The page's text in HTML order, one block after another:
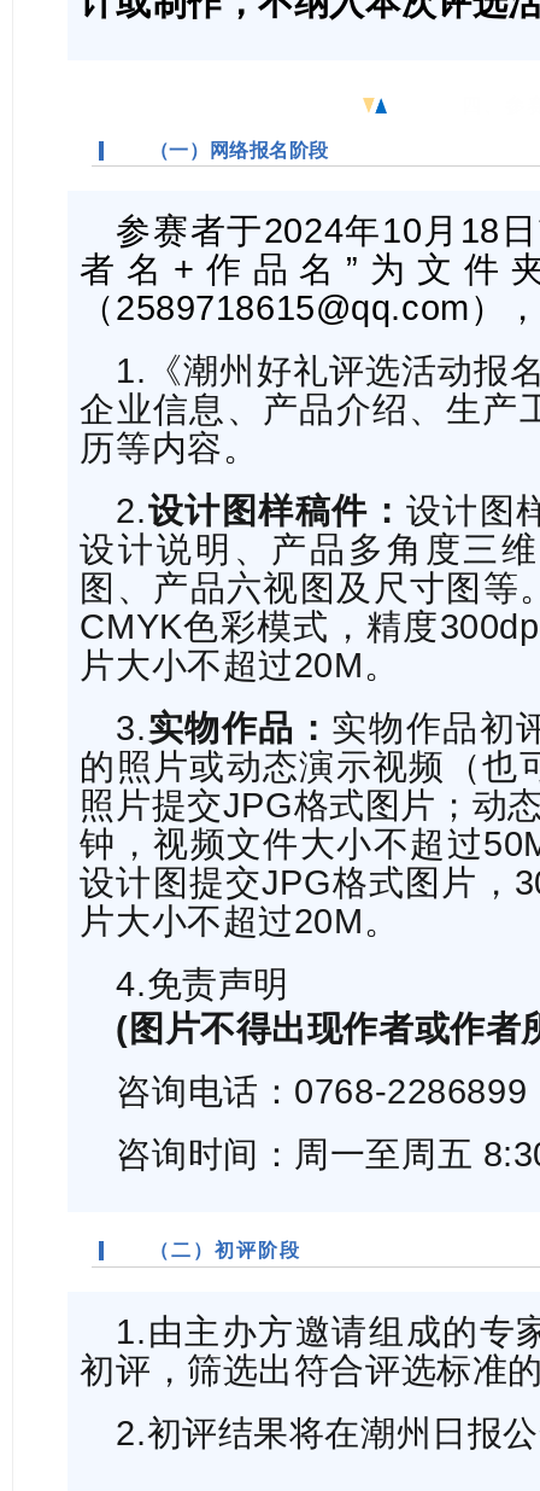
（一）网络报名阶段
参赛者于2024年10月18
者名+作品名”为文件
（2589718615@qq.com）
1.《潮州好礼评选活动报
企业信息、产品介绍、生产
历等内容。
2.设计图样稿件： 设计图
设计说明、产品多角度三
图、产品六视图及尺寸图等
CMYK色彩模式，精度
片大小不超过20M。
3.实物作品： 实物作品初
的照片或动态演示视频（也
照片提交JPG格式图片；动
钟，视频文件大小不超过
设计图提交JPG格式图片，
片大小不超过20M。
4.免责声明
(图片不得出现作者或作者
咨询电话：0768-
咨询时间：周一至周五
（二）初评阶段
1.由主办方邀请组成的专
初评，筛选出符合评选标准
2.初评结果将在潮州日报